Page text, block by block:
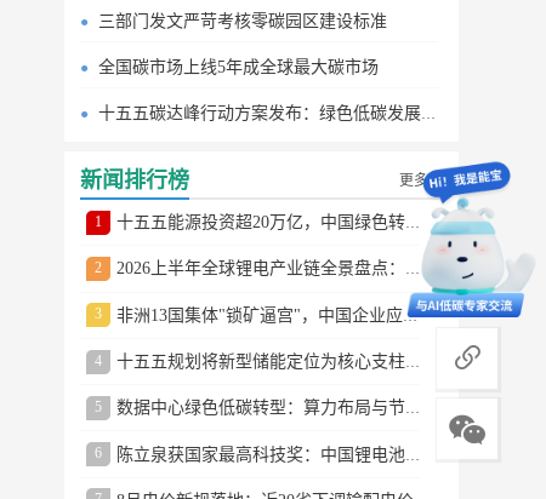
三部门发文严苛考核零碳园区建设标准
全国碳市场上线5年成全球最大碳市场
十五五碳达峰行动方案发布：绿色低碳发展路线图
新闻排行榜 更多
1 十五五能源投资超20万亿，中国绿色转型提速
2 2026上半年全球锂电产业链全景盘点：储能爆发、整车出口高增、材料供需分化
3 非洲13国集体"锁矿逼宫"，中国企业应对方案曝光
4 十五五规划将新型储能定位为核心支柱产业
5 数据中心绿色低碳转型：算力布局与节能技术突破
6